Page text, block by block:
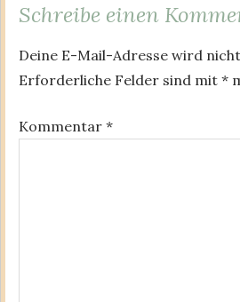
Schreibe einen
Deine E-Mail-Adresse wird
Erforderliche Felder sind mit *
Kommentar *